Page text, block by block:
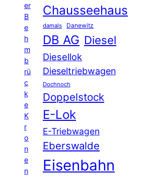
er
B
e
h
m
b
rü
c
k
e
K
r
o
n
e
n
Chausseehaus
damals Danewitz
DB AG Diesel
Diesellok
Dieseltriebwagen
Dochnoch
Doppelstock
E-Lok
E-Triebwagen
Eberswalde
Eisenbahn